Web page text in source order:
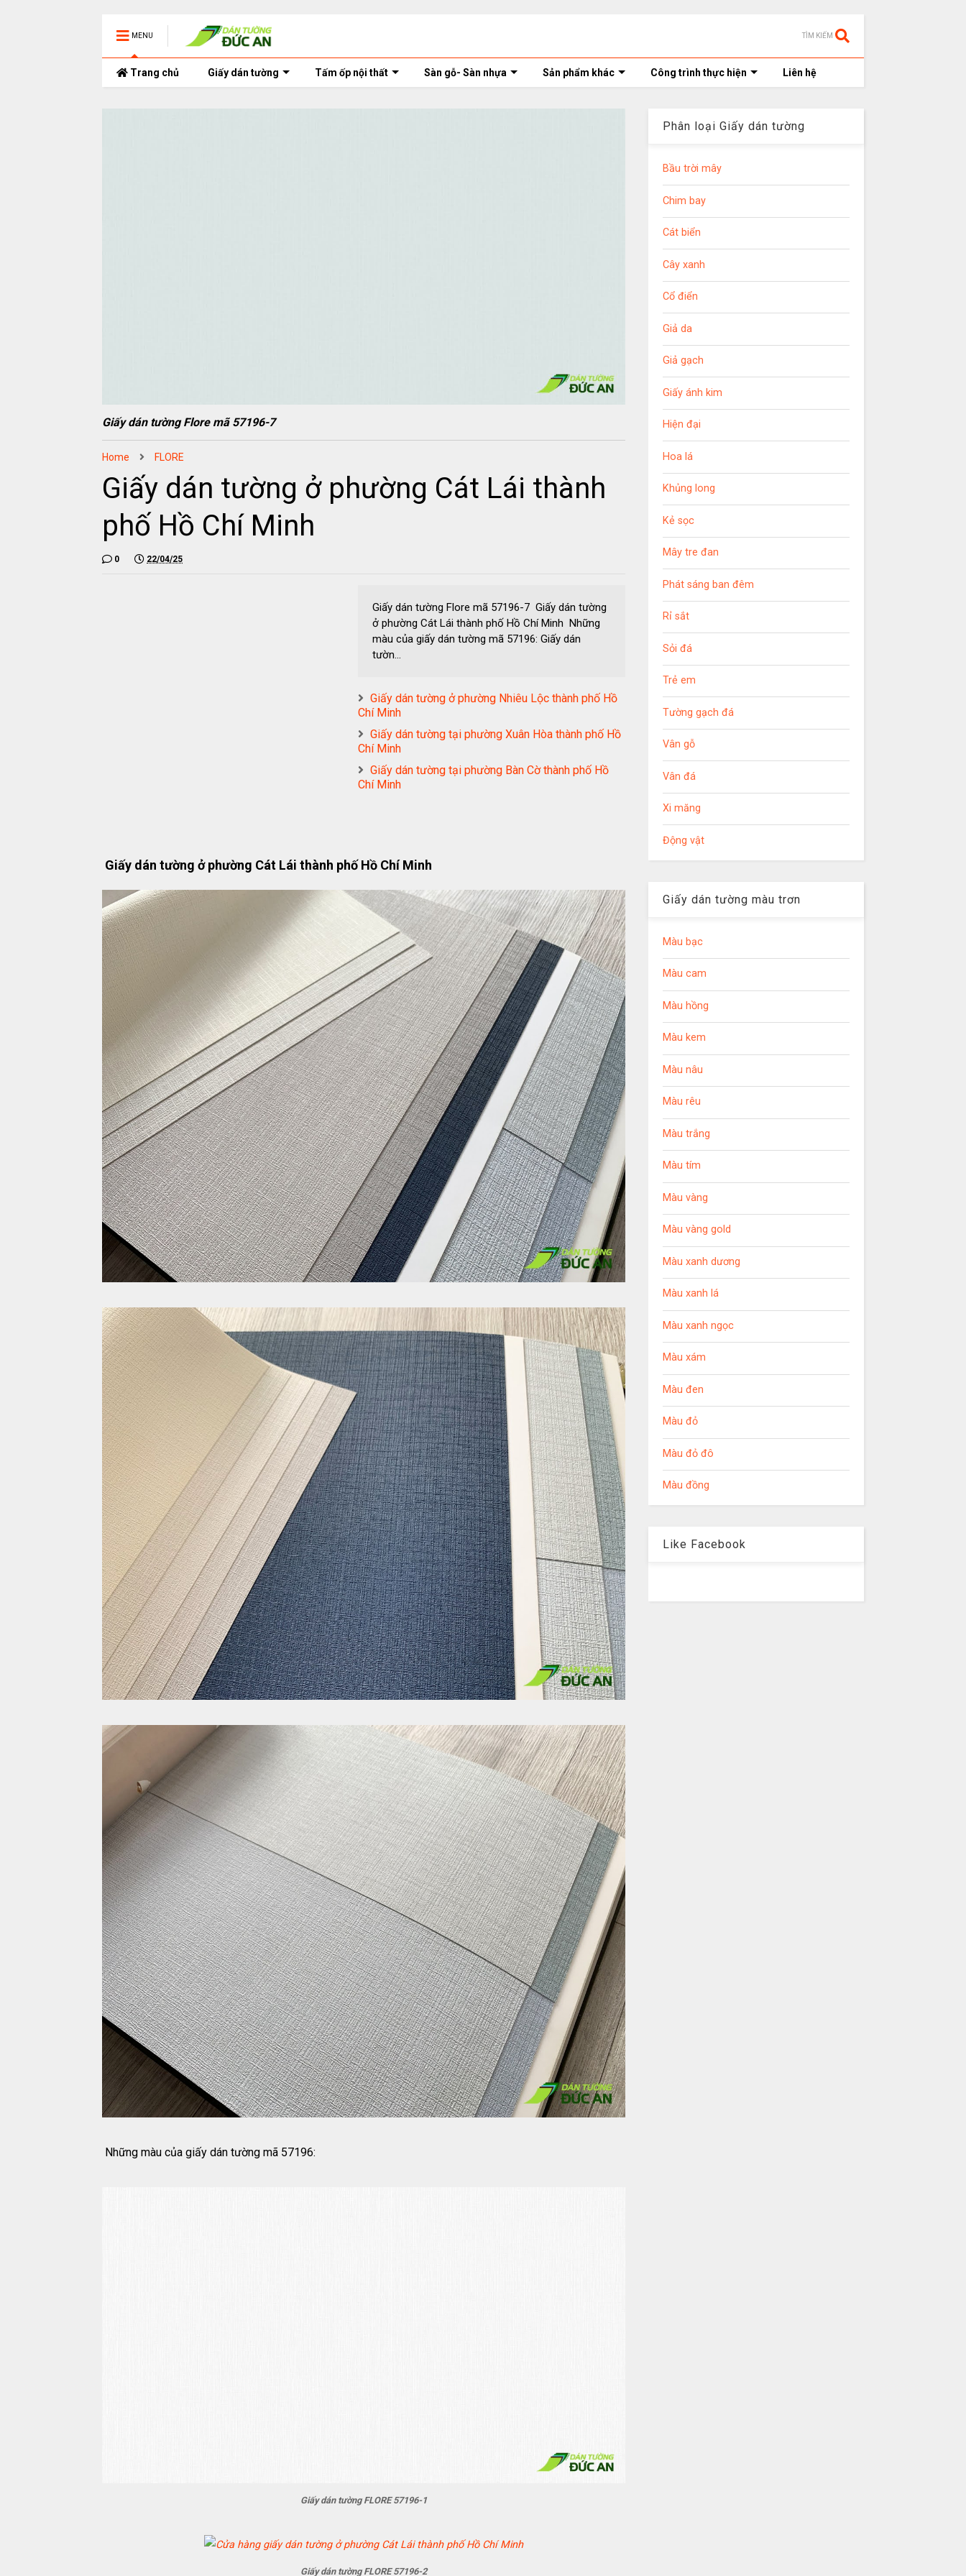
MENU TÌM KIẾM
Trang chủ Giấy dán tường Tấm ốp nội thất Sàn gỗ- Sàn nhựa Sản phẩm khác Công trình thực hiện Liên hệ
Giấy dán tường Flore mã 57196-7
Home FLORE
Giấy dán tường ở phường Cát Lái thành
phố Hồ Chí Minh
0 22/04/25
Giấy dán tường Flore mã 57196-7 Giấy dán tường
ở phường Cát Lái thành phố Hồ Chí Minh Những
màu của giấy dán tường mã 57196: Giấy dán
tườn...
Giấy dán tường ở phường Nhiêu Lộc thành phố Hồ
Chí Minh
Giấy dán tường tại phường Xuân Hòa thành phố Hồ
Chí Minh
Giấy dán tường tại phường Bàn Cờ thành phố Hồ
Chí Minh
Giấy dán tường ở phường Cát Lái thành phố Hồ Chí Minh
Những màu của giấy dán tường mã 57196:
Giấy dán tường FLORE 57196-1
Giấy dán tường FLORE 57196-2
Phân loại Giấy dán tường
Bầu trời mây
Chim bay
Cát biển
Cây xanh
Cổ điển
Giả da
Giả gạch
Giấy ánh kim
Hiện đại
Hoa lá
Khủng long
Kẻ sọc
Mây tre đan
Phát sáng ban đêm
Rỉ sắt
Sỏi đá
Trẻ em
Tường gạch đá
Vân gỗ
Vân đá
Xi măng
Động vật
Giấy dán tường màu trơn
Màu bạc
Màu cam
Màu hồng
Màu kem
Màu nâu
Màu rêu
Màu trắng
Màu tím
Màu vàng
Màu vàng gold
Màu xanh dương
Màu xanh lá
Màu xanh ngọc
Màu xám
Màu đen
Màu đỏ
Màu đỏ đô
Màu đồng
Like Facebook